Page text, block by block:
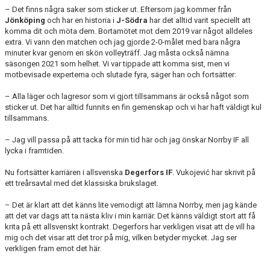
– Det finns några saker som sticker ut. Eftersom jag kommer från
Jönköping och har en historia i J-Södra har det alltid varit speciellt att
komma dit och möta dem. Bortamötet mot dem 2019 var något alldeles
extra. Vi vann den matchen och jag gjorde 2-0-målet med bara några
minuter kvar genom en skön volleyträff. Jag måsta också nämna
säsongen 2021 som helhet. Vi var tippade att komma sist, men vi
motbevisade experterna och slutade fyra, säger han och fortsätter:
– Alla läger och lagresor som vi gjort tillsammans är också något som
sticker ut. Det har alltid funnits en fin gemenskap och vi har haft väldigt kul
tillsammans.
– Jag vill passa på att tacka för min tid här och jag önskar Norrby IF all
lycka i framtiden.
Nu fortsätter karriären i allsvenska Degerfors IF. Vukojević har skrivit på
ett treårsavtal med det klassiska brukslaget.
– Det är klart att det känns lite vemodigt att lämna Norrby, men jag kände
att det var dags att ta nästa kliv i min karriär. Det känns väldigt stort att få
krita på ett allsvenskt kontrakt. Degerfors har verkligen visat att de vill ha
mig och det visar att det tror på mig, vilken betyder mycket. Jag ser
verkligen fram emot det här.